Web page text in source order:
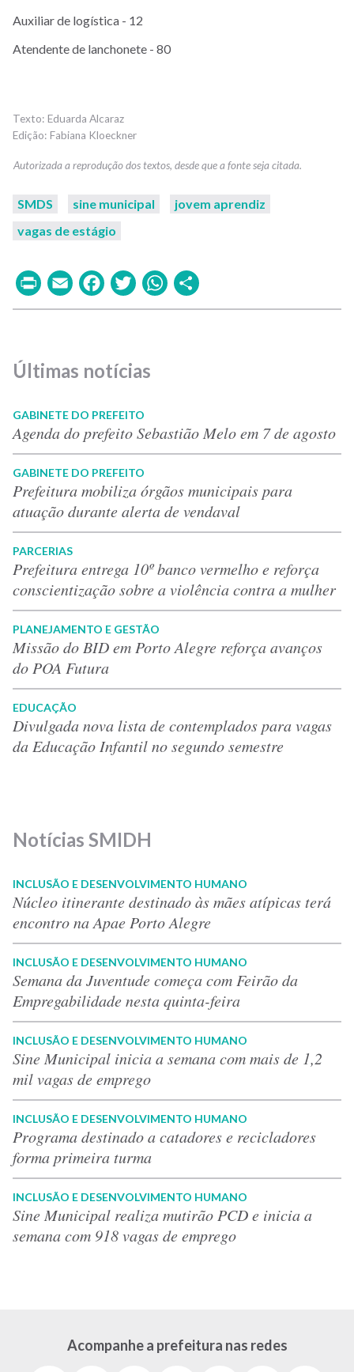
Auxiliar de logística - 12
Atendente de lanchonete - 80
Eduarda Alcaraz
Fabiana Kloeckner
SMDS sine municipal
jovem aprendiz
vagas de estágio
PrintEmailFacebook
TwitterWhatsApp
Últimas notícias
GABINETE DO PREFEITO
Agenda do prefeito Sebastião Melo em 7 de agosto
GABINETE DO PREFEITO
Prefeitura mobiliza órgãos municipais para
atuação durante alerta de vendaval
PARCERIAS
Prefeitura entrega 10º banco vermelho e reforça
conscientização sobre a violência contra a mulher
PLANEJAMENTO E GESTÃO
Missão do BID em Porto Alegre reforça avanços
do POA Futura
EDUCAÇÃO
Divulgada nova lista de contemplados para vagas
da Educação Infantil no segundo semestre
Notícias SMIDH
INCLUSÃO E DESENVOLVIMENTO HUMANO
Núcleo itinerante destinado às mães atípicas terá
encontro na Apae Porto Alegre
INCLUSÃO E DESENVOLVIMENTO HUMANO
Semana da Juventude começa com Feirão da
Empregabilidade nesta quinta-feira
INCLUSÃO E DESENVOLVIMENTO HUMANO
Sine Municipal inicia a semana com mais de 1,2
mil vagas de emprego
INCLUSÃO E DESENVOLVIMENTO HUMANO
Programa destinado a catadores e recicladores
forma primeira turma
INCLUSÃO E DESENVOLVIMENTO HUMANO
Sine Municipal realiza mutirão PCD e inicia a
semana com 918 vagas de emprego
Acompanhe a prefeitura nas redes